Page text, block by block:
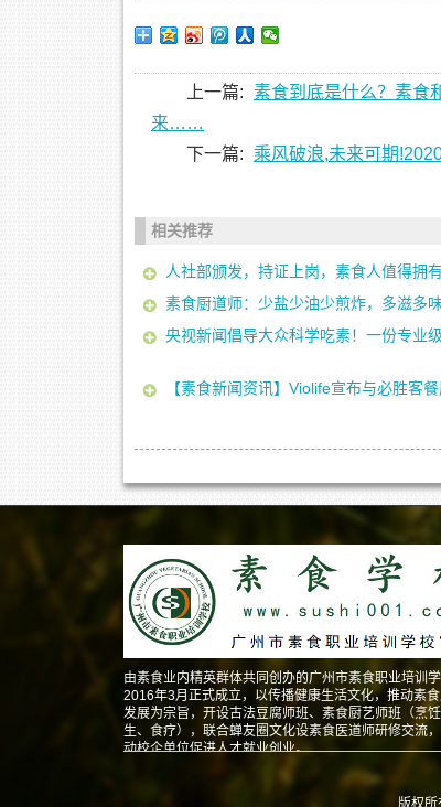
上一篇: 素食到底是什么？素食
来……
下一篇:
乘风破浪,未来可期
相关推荐
人社部颁发，持证上岗，素食人值得拥有
素食厨道师：少盐少油少煎炸，多滋多
央视新闻倡导大众科学吃素！一份专业级
【素食新闻资讯】Violife宣布与必胜客餐
由素食业内精英群体共同创办的广州市素食职业培训
2016年3月正式成立，以传播健康生活文化，推动素
发展为宗旨，开设古法豆腐师班、素食厨艺师班（烹
生、食疗），联合蝉友圈文化设素食医道师研修交流
动校企单位促进人才就业创业。
版权所